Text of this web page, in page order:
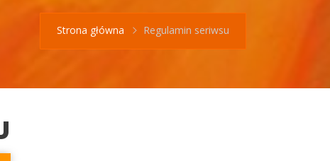
Strona główna Regulamin seriwsu